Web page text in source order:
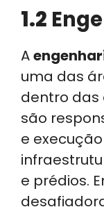
1.2
A
uma das
dentro das
são
e
e prédios.